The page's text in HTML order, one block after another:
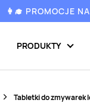
👩‍🎓 PROMOCJE
PRODUKTY
Tabletki do